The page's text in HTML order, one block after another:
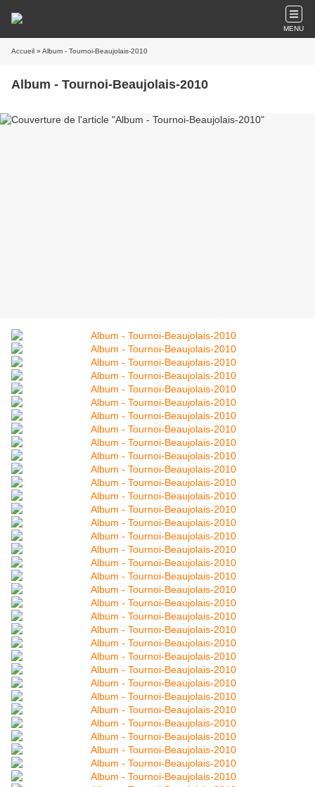
MENU
Accueil » Album - Tournoi-Beaujolais-2010
Album - Tournoi-Beaujolais-2010